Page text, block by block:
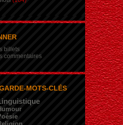
billets
commentaires
MOTS-CLÉS